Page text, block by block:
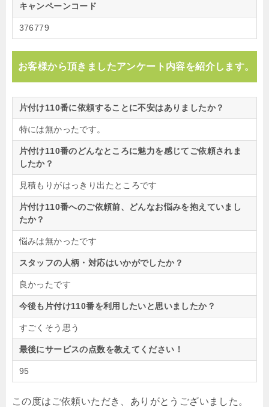
キャンペーンコード
376779
お客様から頂きましたアンケート内容を紹介します。
片付け110番に依頼することに不安はありましたか？
特には無かったです。
片付け110番のどんなところに魅力を感じてご依頼されま
したか？
見積もりがはっきり出たところです
片付け110番へのご依頼前、どんなお悩みを抱えていまし
たか？
悩みは無かったです
スタッフの人柄・対応はいかがでしたか？
良かったです
今後も片付け110番を利用したいと思いましたか？
すごくそう思う
最後にサービスの点数を教えてください！
95
この度はご依頼いただき、ありがとうございました。